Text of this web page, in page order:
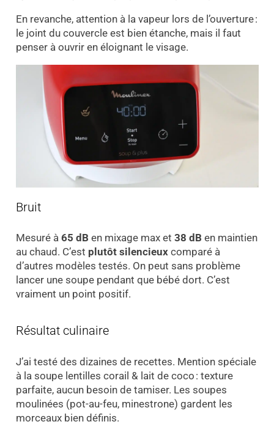
En revanche, attention à la vapeur lors de l’ouverture :
le joint du couvercle est bien étanche, mais il faut
penser à ouvrir en éloignant le visage.
Bruit
Mesuré à 65 dB en mixage max et 38 dB en maintien
au chaud. C’est plutôt silencieuxcomparé à
d’autres modèles testés. On peut sans problème
lancer une soupe pendant que bébé dort. C’est
vraiment un point positif.
Résultat culinaire
J’ai testé des dizaines de recettes. Mention spéciale
à la soupe lentilles corail & lait de coco : texture
parfaite, aucun besoin de tamiser. Les soupes
moulinées (pot-au-feu, minestrone) gardent les
morceaux bien définis.